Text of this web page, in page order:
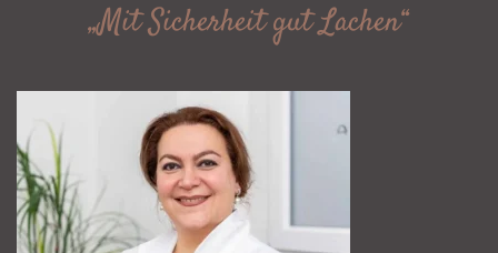
„Mit Sicherheit gut Lachen“